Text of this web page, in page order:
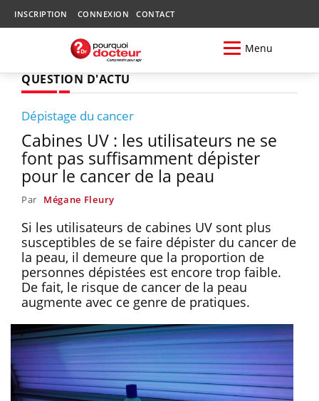
INSCRIPTION CONNEXION CONTACT
Menu
QUESTION D'ACTU
Dépistage du cancer
Cabines UV : les utilisateurs ne se
font pas suffisamment dépister
pour le cancer de la peau
Par Mégane Fleury
Si les utilisateurs de cabines UV sont plus
susceptibles de se faire dépister du cancer de
la peau, il demeure que la proportion de
personnes dépistées est encore trop faible.
De fait, le risque de cancer de la peau
augmente avec ce genre de pratiques.